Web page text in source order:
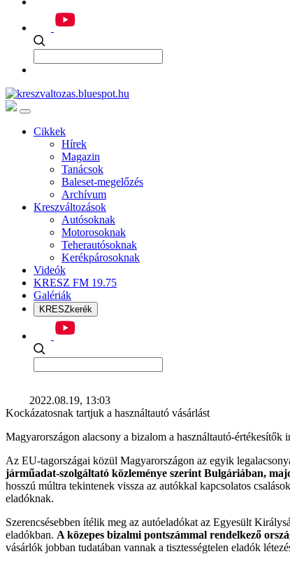
Cikkek
Hírek
Magazin
Tanácsok
Baleset-megelőzés
Archívum
Kreszváltozások
Autósoknak
Motorosoknak
Teherautósoknak
Kerékpárosoknak
Videók
KRESZ FM 19.75
Galériák
KRESZkerék
2022.08.19, 13:03
Kockázatosnak tartjuk a használtautó vásárlást
Magyarországon alacsony a bizalom a használtautó-értékesítők
Az EU-tagországai közül Magyarországon az egyik
járműadat-szolgáltató közleménye szerint Bulgáriában,
hosszú múltra tekintenek vissza az autókkal kapcsolatos
eladóknak.
Szerencsésebben ítélik meg az autóeladókat az Egyesült
eladókban. A közepes bizalmi pontszámmal rendelkező
vásárlók jobban tudatában vannak a tisztességtelen eladók